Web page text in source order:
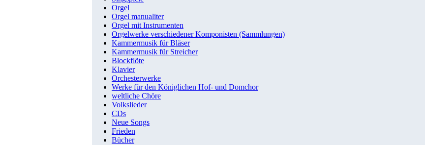
Orgel
Orgel manualiter
Orgel mit Instrumenten
Orgelwerke verschiedener Komponisten (Sammlungen)
Kammermusik für Bläser
Kammermusik für Streicher
Blockflöte
Klavier
Orchesterwerke
Werke für den Königlichen Hof- und Domchor
weltliche Chöre
Volkslieder
CDs
Neue Songs
Frieden
Bücher